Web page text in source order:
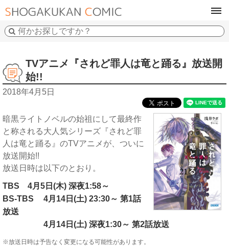
TVアニメ『されど罪人は竜と踊る』放送開
始!!
2018年4月5日
暗黒ライトノベルの始祖にして最終作
と称される大人気シリーズ『されど罪
人は竜と踊る』のTVアニメが、ついに
放送開始!!
放送日時は以下のとおり。
TBS 4月5日(木) 深夜1:58～
BS-TBS
4月14日(土) 23:30～ 第1話
放送
4月14日(土) 深夜1:30～ 第2話放送
※放送日時は予告なく変更になる可能性があります。